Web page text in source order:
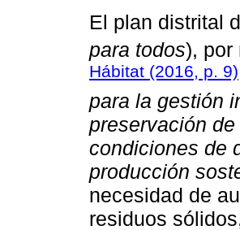
El plan distrital
para todos), por
Hábitat (2016, p. 9)
para la gestión
preservación
condiciones de
producción
necesidad de
residuos